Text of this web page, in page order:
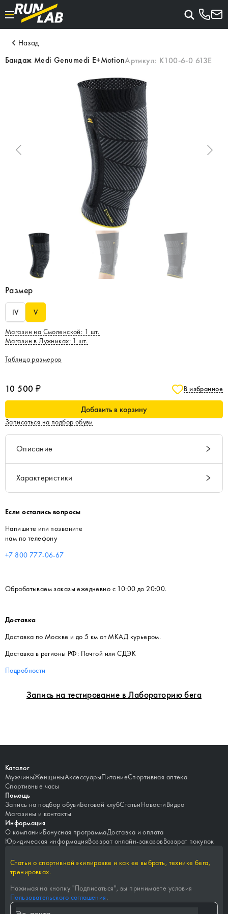
Назад
Бандаж Medi Genumedi E+MotionАртикул: K100-6-0 613E
Запись на тестирование в Лабораторию бега
Размер
IV V
Магазин на Смоленской: 1 шт.
Магазин в Лужниках: 1 шт.
Таблица размеров
10 500 ₽ В избранное
Добавить в корзину
Записаться на подбор обуви
Описание
Характеристики
Если остались вопросы
Напишите или позвоните
нам по телефону
+7 800 777-06-67
Обрабатываем заказы ежедневно с 10:00 до 20:00.
Доставка
Доставка по Москве и до 5 км от МКАД курьером.
Доставка в регионы РФ: Почтой или СДЭК
Подробности
Каталог
МужчиныЖенщиныАксессуарыПитаниеСпортивная аптека
Спортивные часы
Помощь
Запись на подбор обувиБеговой клубСтатьиНовостиВидео
Магазины и контакты
Информация
О компанииБонусная программаДоставка и оплата
Юридическая информацияВозврат онлайн-заказовВозврат покупок
Статьи о спортивной экипировке и как ее выбрать, технике бега,
тренировках.
Нажимая на кнопку "Подписаться", вы принимаете условия
Пользовательского соглашения.